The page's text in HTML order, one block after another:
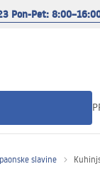
Pon-Pet:
slavine